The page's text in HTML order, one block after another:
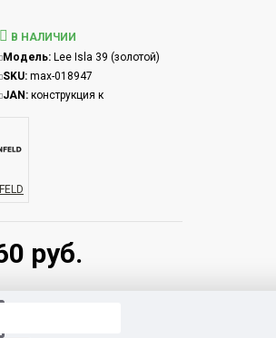
руб.
В НАЛИЧИИ
Модель: Lee Isla 39 (золотой)
SKU: max-018947
JAN: конструкция к